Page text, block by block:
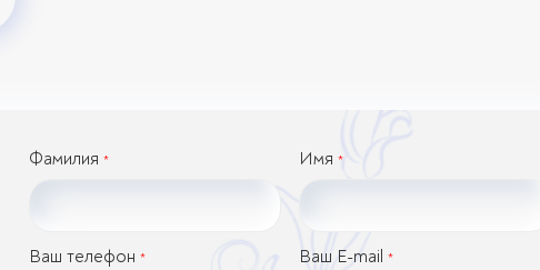
Фамилия * Имя*
Ваш телефон * Ваш E-mail*